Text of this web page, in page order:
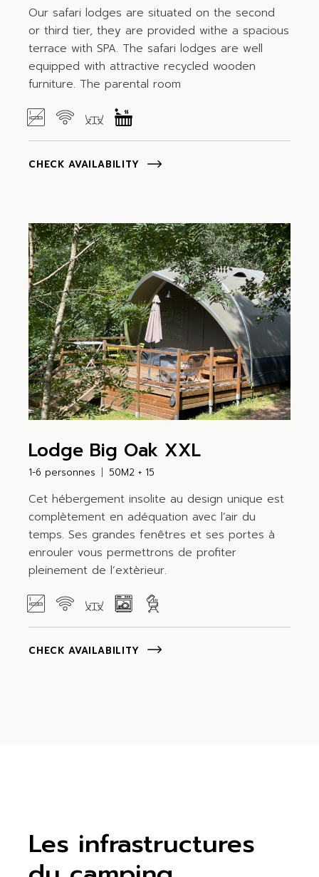
Our safari lodges are situated on the second
or third tier, they are provided withe a spacious
terrace with SPA. The safari lodges are well
equipped with attractive recycled wooden
furniture. The parental room
CHECK AVAILABILITY
Lodge Big Oak XXL
1-6 personnes 50M2 + 15
Cet hébergement insolite au design unique est
complètement en adéquation avec l’air du
temps. Ses grandes fenêtres et ses portes à
enrouler vous permettrons de profiter
pleinement de l’extèrieur.
CHECK AVAILABILITY
Les infrastructures